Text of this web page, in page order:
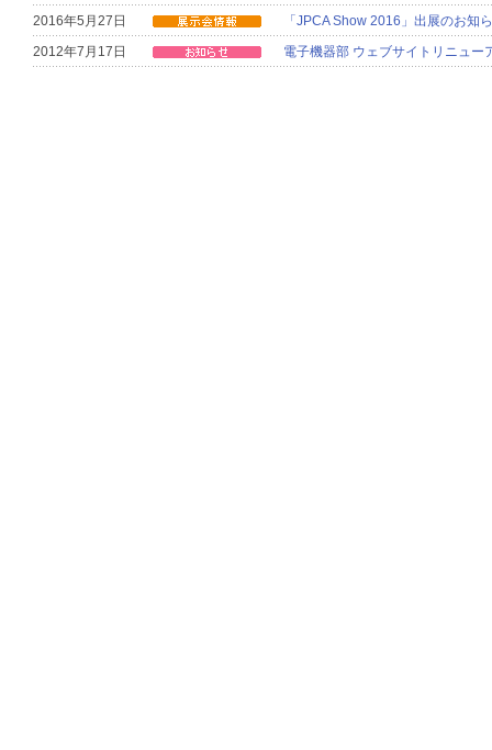
2016年5月27日
「JPCA Show 2016」出展のお知
2012年7月17日
電子機器部 ウェブサイトリニュー